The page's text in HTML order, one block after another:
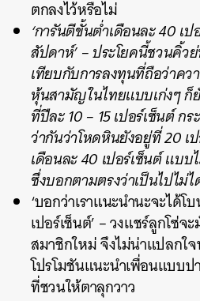
ตกลงไว้หรือไม่
‘การันตีขั้นต่ำเดือนละ 40 เ
สัปดาห์’– ประโยคนี้ชวนคิ้ว
เทียบกับการลงทุนที่ถือว่าคว
หุ้นสามัญในไทยแบบเก่งๆ
ที่ปีละ 10 – 15 เปอร์เซ็นต์ ก
ว่ากันว่าโหดหินยังอยู่ที่ 20
เดือนละ 40 เปอร์เซ็นต์ แบ
ซึ่งบอกตามตรงว่าเป็นไปไม่
‘บอกว่าเราแนะนำนะจะได้
เปอร์เซ็นต์’ – วงแชร์ลูกโซ่จ
สมาชิกใหม่ จึงไม่น่าแปลกใ
โปรโมชันแนะนำเพื่อนแบบ
ที่ชวนให้ตาลุกวาว